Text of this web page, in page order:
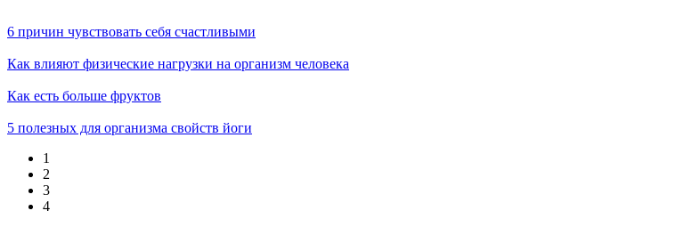
6 причин чувствовать себя счастливыми
Как влияют физические нагрузки на организм человека
Как есть больше фруктов
5 полезных для организма свойств йоги
1
2
3
4